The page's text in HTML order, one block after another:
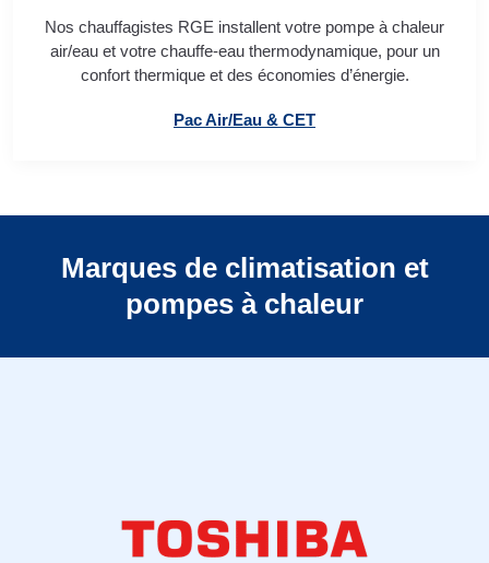
Nos chauffagistes RGE installent votre pompe à chaleur
air/eau et votre chauffe-eau thermodynamique, pour un
confort thermique et des économies d’énergie.
Pac Air/Eau & CET
Marques de climatisation et
pompes à chaleur